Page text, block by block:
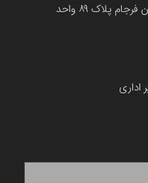
پلاک ۸۹ واحد